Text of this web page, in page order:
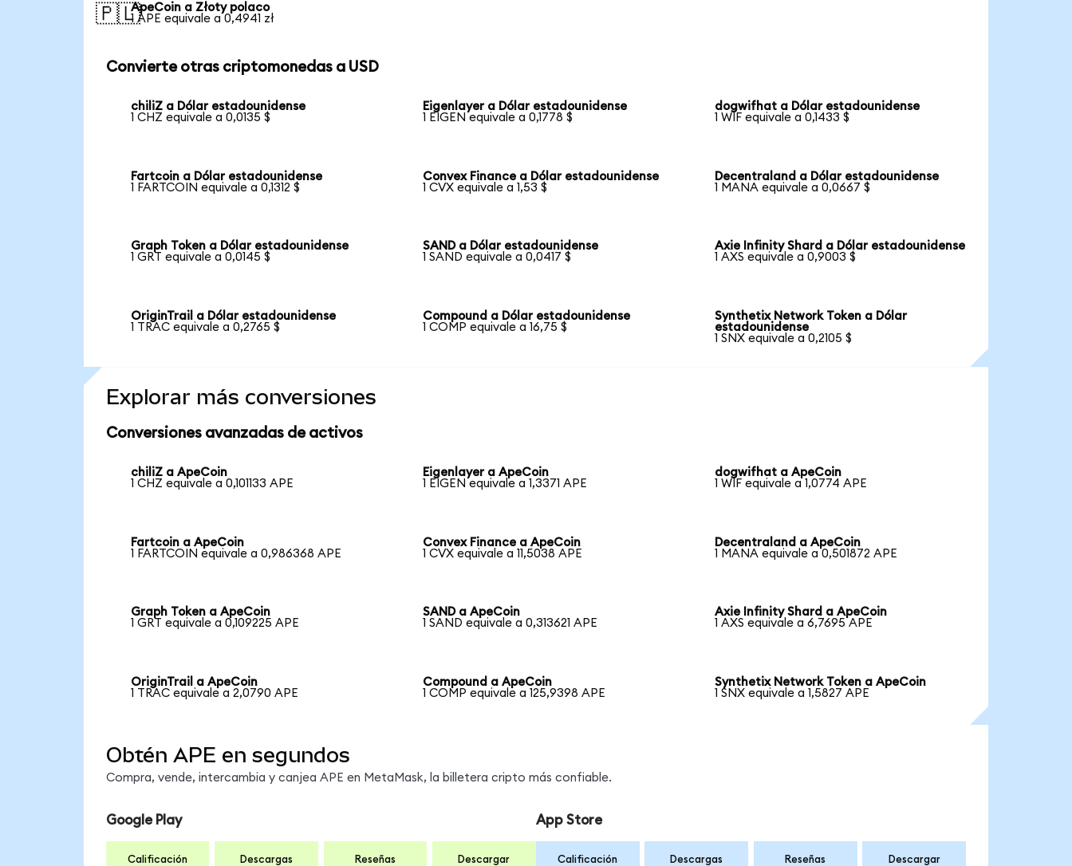
🇵🇱ApeCoin a Złoty polaco
1 APE equivale a 0,4941 zł
Convierte otras criptomonedas a USD
chiliZ a Dólar estadounidense
1 CHZ equivale a 0,0135 $
Eigenlayer a Dólar estadounidense
1 EIGEN equivale a 0,1778 $
dogwifhat a Dólar estadounidense
1 WIF equivale a 0,1433 $
Fartcoin a Dólar estadounidense
1 FARTCOIN equivale a 0,1312 $
Convex Finance a Dólar estadounidense
1 CVX equivale a 1,53 $
Decentraland a Dólar estadounidense
1 MANA equivale a 0,0667 $
Graph Token a Dólar estadounidense
1 GRT equivale a 0,0145 $
SAND a Dólar estadounidense
1 SAND equivale a 0,0417 $
Axie Infinity Shard a Dólar estadounidense
1 AXS equivale a 0,9003 $
OriginTrail a Dólar estadounidense
1 TRAC equivale a 0,2765 $
Compound a Dólar estadounidense
1 COMP equivale a 16,75 $
Synthetix Network Token a Dólar
estadounidense
1 SNX equivale a 0,2105 $
Explorar más conversiones
Conversiones avanzadas de activos
chiliZ a ApeCoin
1 CHZ equivale a 0,101133 APE
Eigenlayer a ApeCoin
1 EIGEN equivale a 1,3371 APE
dogwifhat a ApeCoin
1 WIF equivale a 1,0774 APE
Fartcoin a ApeCoin
1 FARTCOIN equivale a 0,986368 APE
Convex Finance a ApeCoin
1 CVX equivale a 11,5038 APE
Decentraland a ApeCoin
1 MANA equivale a 0,501872 APE
Graph Token a ApeCoin
1 GRT equivale a 0,109225 APE
SAND a ApeCoin
1 SAND equivale a 0,313621 APE
Axie Infinity Shard a ApeCoin
1 AXS equivale a 6,7695 APE
OriginTrail a ApeCoin
1 TRAC equivale a 2,0790 APE
Compound a ApeCoin
1 COMP equivale a 125,9398 APE
Synthetix Network Token a ApeCoin
1 SNX equivale a 1,5827 APE
Obtén APE en segundos
Compra, vende, intercambia y canjea APE en MetaMask, la billetera cripto más confiable.
Google Play
Calificación Descargas Reseñas Descargar
App Store
Calificación Descargas Reseñas Descargar